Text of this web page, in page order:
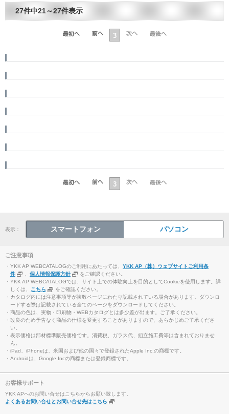
27件中21～27件表示
3
3
表示： スマートフォン パソコン
ご注意事項
・YKK AP WEBCATALOGのご利用にあたっては、 YKK AP（株）ウェブサイトご利用条
件
個人情報保護方針
をご確認ください。
・YKK AP WEBCATALOGでは、サイト上での体験向上を目的としてCookieを使用します。詳
しくは、 こちら
をご確認ください。
・カタログ内には注意事項等が複数ページにわたり記載されている場合があります。ダウンロ
ードする際は記載されている全てのページをダウンロードしてください。
・商品の色は、実物・印刷物・WEBカタログとは多少差が出ます。ご了承ください。
・改良のため予告なく商品の仕様を変更することがありますので、あらかじめご了承くださ
い。
・表示価格は部材標準販売価格です。消費税、ガラス代、組立施工費等は含まれておりませ
ん。
・iPad、iPhoneは、米国および他の国々で登録されたApple Inc.の商標です。
・Androidは、Google Incの商標または登録商標です。
お客様サポート
YKK APへのお問い合せはこちらからお願い致します。
よくあるお問い合せとお問い合せ先はこちら